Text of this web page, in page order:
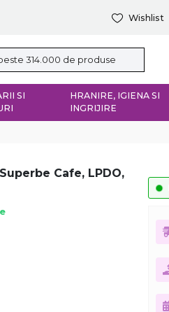
Wishlist
SI
HRANIRE, IGIENA SI
INGRIJIRE
Cafe, LPDO,